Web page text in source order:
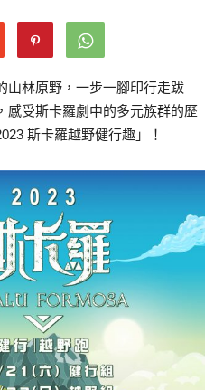
山林原野，一步一腳印行走跋
感受斯卡羅劇中的多元族群的歷
斯卡羅越野健行趣」！